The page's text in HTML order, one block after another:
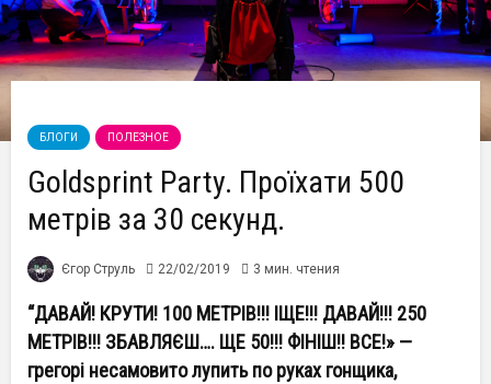
БЛОГИ ПОЛЕЗНОЕ
Goldsprint Party. Проїхати 500
метрів за 30 секунд.
Єгор Струль 22/02/2019 3 мин. чтения
“ДАВАЙ! КРУТИ! 100 МЕТРІВ!!! ІЩЕ!!! ДАВАЙ!!! 250
МЕТРІВ!!! ЗБАВЛЯЄШ…. ЩЕ 50!!! ФІНІШ!! ВСЕ!» —
грегорі несамовито лупить по руках гонщика,